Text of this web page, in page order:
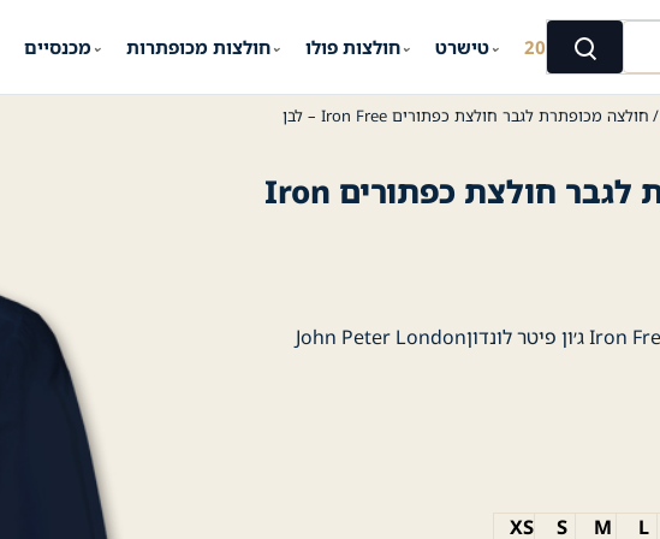
מכנסיים⌄ חולצות מכופתרות⌄ חולצות פולו⌄ טישרט⌄ קיץ 2026חיפוש
/ חולצה מכופתרת לגבר חולצת כפתורים Iron Free – לבן
חולצה מכופתרת לגבר חולצת כפתורים Iron
XS S M L